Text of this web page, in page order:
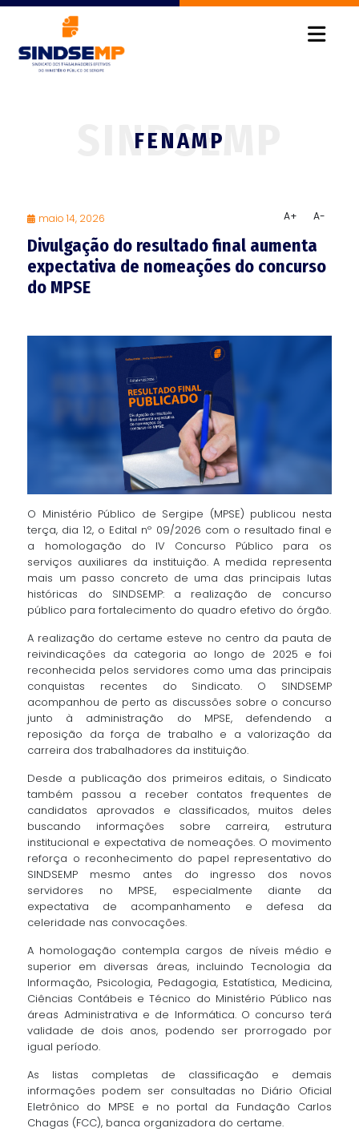
FENAMP
maio 14, 2026 A+ A-
Divulgação do resultado final aumenta
expectativa de nomeações do concurso
do MPSE
O Ministério Público de Sergipe (MPSE) publicou nesta
terça, dia 12, o Edital nº 09/2026 com o resultado final e
a homologação do IV Concurso Público para os
serviços auxiliares da instituição. A medida representa
mais um passo concreto de uma das principais lutas
históricas do SINDSEMP: a realização de concurso
público para fortalecimento do quadro efetivo do órgão.
A realização do certame esteve no centro da pauta de
reivindicações da categoria ao longo de 2025 e foi
reconhecida pelos servidores como uma das principais
conquistas recentes do Sindicato. O SINDSEMP
acompanhou de perto as discussões sobre o concurso
junto à administração do MPSE, defendendo a
reposição da força de trabalho e a valorização da
carreira dos trabalhadores da instituição.
Desde a publicação dos primeiros editais, o Sindicato
também passou a receber contatos frequentes de
candidatos aprovados e classificados, muitos deles
buscando informações sobre carreira, estrutura
institucional e expectativa de nomeações. O movimento
reforça o reconhecimento do papel representativo do
SINDSEMP mesmo antes do ingresso dos novos
servidores no MPSE, especialmente diante da
expectativa de acompanhamento e defesa da
celeridade nas convocações.
A homologação contempla cargos de níveis médio e
superior em diversas áreas, incluindo Tecnologia da
Informação, Psicologia, Pedagogia, Estatística, Medicina,
Ciências Contábeis e Técnico do Ministério Público nas
áreas Administrativa e de Informática. O concurso terá
validade de dois anos, podendo ser prorrogado por
igual período.
As listas completas de classificação e demais
informações podem ser consultadas no Diário Oficial
Eletrônico do MPSE e no portal da Fundação Carlos
Chagas (FCC), banca organizadora do certame.